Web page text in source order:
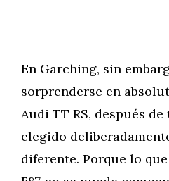
En Garching, sin
sorprenderse en
Audi TT RS, después
elegido
diferente. Porque lo